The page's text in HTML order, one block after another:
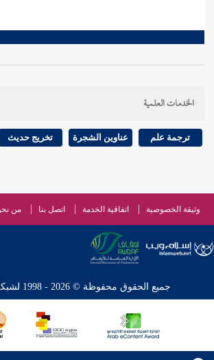
الخدمات العلمية
ترجمة علم عناوين الشجرة تخريج حديث
وثيقة الخصوصية اتفاقية الخدمة اتصل بنا من
جميع الحقوق محفوظة © 2026 - 1998 لشبكة إسلام ويب